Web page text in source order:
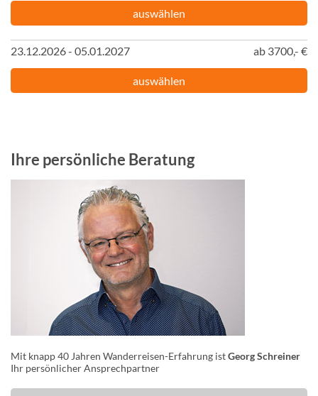
auswählen
23.12.2026 - 05.01.2027 ab 3700,- €
auswählen
Ihre persönliche Beratung
Mit knapp 40 Jahren Wanderreisen-Erfahrung istGeorg Schreiner
Ihr persönlicher Ansprechpartner